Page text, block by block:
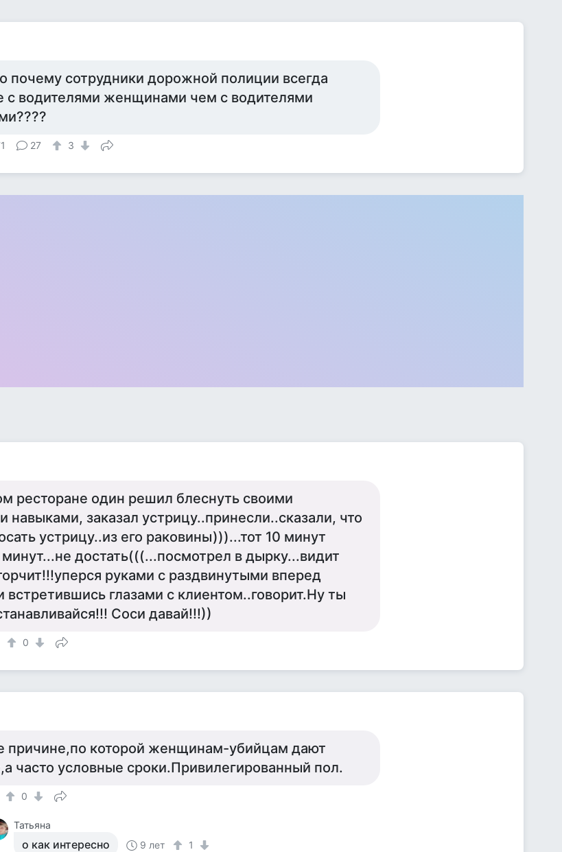
почему сотрудники дорожной полиции всегда
с водителями женщинами чем с водителями
27 3
ресторане один решил блеснуть своими
навыками, заказал устрицу..принесли..сказали, что
устрицу..из его раковины)))...тот 10 минут
минут...не достать(((...посмотрел в дырку...видит
руками с раздвинутыми вперед
встретившись глазами с клиентом..говорит.Ну ты
Соси давай!!!))
0
причине,по которой женщинам-убийцам дают
часто условные сроки.Привилегированный пол.
0
Татьяна
о как интересно 9 лет 1